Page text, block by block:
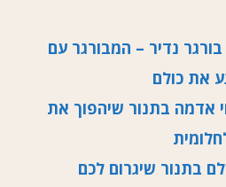
נדיר – המבורגר עם
את כולם
אדמה בתנור שיהפוך את
בתנור שיגרום לכם